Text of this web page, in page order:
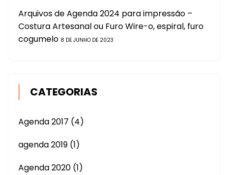
Arquivos de Agenda 2024 para impressão –
Costura Artesanal ou Furo Wire-o, espiral, furo
cogumelo 8 DE JUNHO DE 2023
CATEGORIAS
Agenda 2017 (4)
agenda 2019 (1)
Agenda 2020 (1)